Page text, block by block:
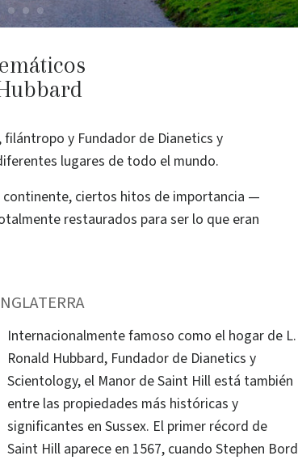
y Fundador de Dianetics y
lugares de todo el mundo.
ciertos hitos de importancia —
restaurados para ser lo que eran
Internacionalmente famoso como el hogar de L.
Ronald Hubbard, Fundador de Dianetics y
Scientology, el Manor de Saint Hill está también
entre las propiedades más históricas y
significantes en Sussex. El primer récord de
Saint Hill aparece en 1567, cuando Stephen Bord